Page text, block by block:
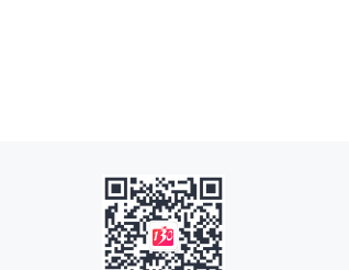
昆明美业招聘
全国美业招聘
苏州美业招聘